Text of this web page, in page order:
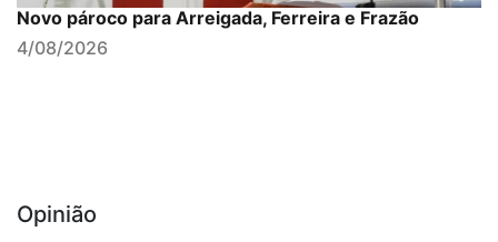
Novo pároco para Arreigada, Ferreira e Frazão
4/08/2026
Opinião